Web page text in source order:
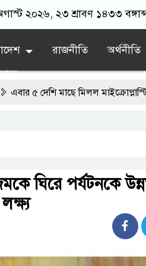
২০২৬, ২৩ শ্রাবণ ১৪৩৩ বঙ্গাব্দ
রাজনীতি অর্থনীতি
মিলল মাইক্রোপ্লাস্টিক, বেশি কই
নদীতে যৌথ অভিযানে ৩টি অবৈধ
ঘিরে পর্যটনকে